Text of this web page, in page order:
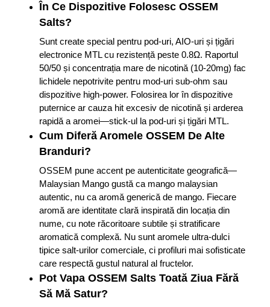
În Ce Dispozitive Folosesc OSSEM
Salts?
Sunt create special pentru pod-uri, AIO-uri și țigări
electronice MTL cu rezistență peste 0.8Ω. Raportul
50/50 și concentrația mare de nicotină (10-20mg) fac
lichidele nepotrivite pentru mod-uri sub-ohm sau
dispozitive high-power. Folosirea lor în dispozitive
puternice ar cauza hit excesiv de nicotină și arderea
rapidă a aromei—stick-ul la pod-uri și țigări MTL.
Cum Diferă Aromele OSSEM De Alte
Branduri?
OSSEM pune accent pe autenticitate geografică—
Malaysian Mango gustă ca mango malaysian
autentic, nu ca aromă generică de mango. Fiecare
aromă are identitate clară inspirată din locația din
nume, cu note răcoritoare subtile și stratificare
aromatică complexă. Nu sunt aromele ultra-dulci
tipice salt-urilor comerciale, ci profiluri mai sofisticate
care respectă gustul natural al fructelor.
Pot Vapa OSSEM Salts Toată Ziua Fără
Să Mă Satur?